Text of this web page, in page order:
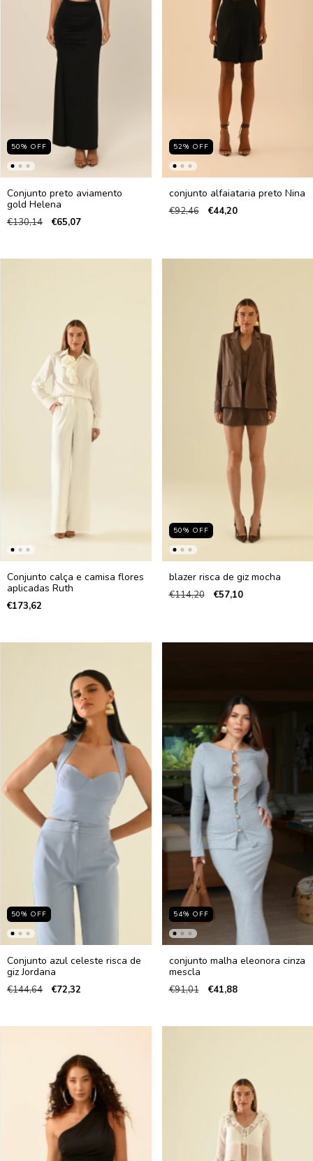
50% OFF
Conjunto preto aviamento
gold Helena
€130,14 €65,07
52% OFF
conjunto alfaiataria preto Nina
€92,46 €44,20
Conjunto calça e camisa flores
aplicadas Ruth
€173,62
50% OFF
blazer risca de giz mocha
€114,20 €57,10
50% OFF
Conjunto azul celeste risca de
giz Jordana
€144,64 €72,32
54% OFF
conjunto malha eleonora cinza
mescla
€91,01 €41,88